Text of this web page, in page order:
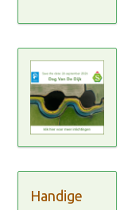
Handige